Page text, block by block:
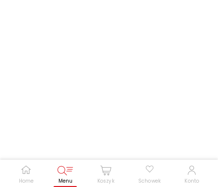
Home Menu Koszyk Schowek Konto
Podkreślenie linków